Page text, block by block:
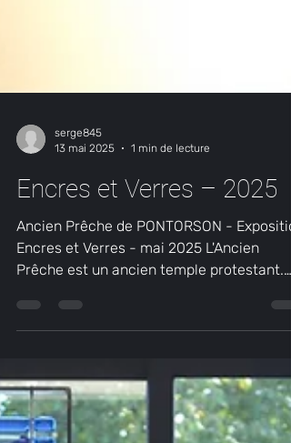
13 mai 2025
1 min de lecture
Encres et Verres – 2025
Ancien Prêche de PONTORSON -
Prêche est un ancien temple protestant.
Nous y avons créé une scénographie où le
répondent, et invitent à un moment de
contemplation.